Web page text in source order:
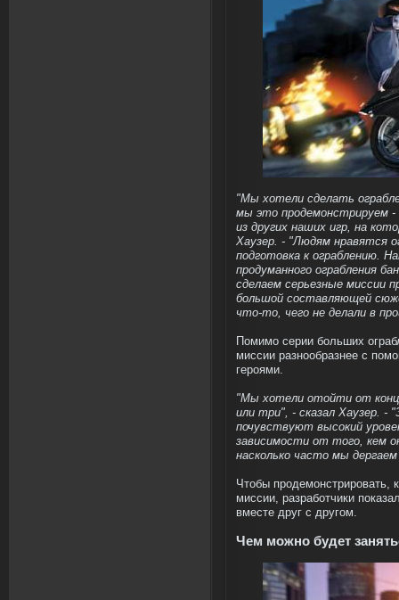
"Мы хотели сделать
мы это продемонстрируем -
из других наших игр, на
Хаузер. - "Людям нравятся
подготовка к ограблению.
продуманного ограбления
сделаем серьезные миссии
большой составляющей
что-то, чего не делали в
Помимо серии больших
миссии разнообразнее с
героями.
"Мы хотели отойти от
или три", - сказал Хаузер. -
почувствуют высокий
зависимости от того, кем
насколько часто мы
Чтобы продемонстрировать,
миссии, разработчики
вместе друг с другом.
Чем можно будет